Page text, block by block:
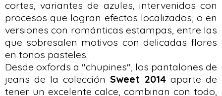
cortes, variantes de azules, intervenidos con
procesos que logran efectos localizados, o en
versiones con románticas estampas, entre las
que sobresalen motivos con delicadas flores
en tonos pasteles.
Desde oxfords a "chupines", los pantalones de
jeans de la colección Sweet 2014 aparte de
tener un excelente calce, combinan con todo,